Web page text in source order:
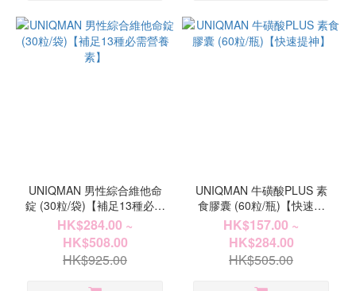
UNIQMAN 男性綜合維他命
錠 (30粒/袋)【補足13種必需
營養素】
HK$284.00 ~
HK$508.00
HK$925.00
UNIQMAN 牛磺酸PLUS 素
食膠囊 (60粒/瓶)【快速提
神】
HK$157.00 ~
HK$284.00
HK$505.00